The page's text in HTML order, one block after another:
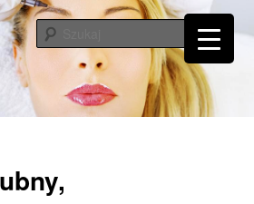
Butterfly – Katowice
zaczniesz o siebie dbać. Przyjdź a my Ci w tym